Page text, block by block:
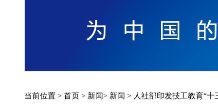
当前位置 > 首页 > 新闻> 新闻 > 人社部印发技工教育“十